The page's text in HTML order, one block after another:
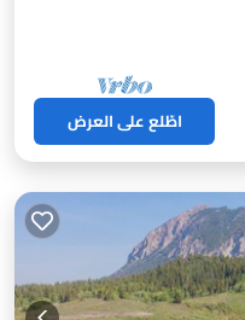
اطّلع على العرض